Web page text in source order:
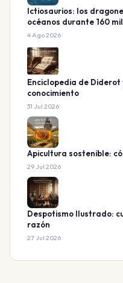
Ictiosaurios: los
océanos durante 160
4 Ago 2026
Enciclopedia de Diderot
conocimiento
31 Jul 2026
Apicultura sostenible:
29 Jul 2026
Despotismo Ilustrado:
razón
27 Jul 2026